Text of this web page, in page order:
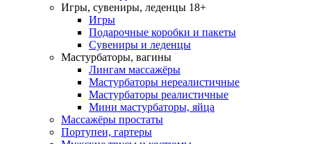
Игры, сувениры, леденцы 18+
Игры
Подарочные коробки и пакеты
Сувениры и леденцы
Мастурбаторы, вагины
Лингам массажёры
Мастурбаторы нереалистичные
Мастурбаторы реалистичные
Мини мастурбаторы, яйца
Массажёры простаты
Портупеи, гартеры